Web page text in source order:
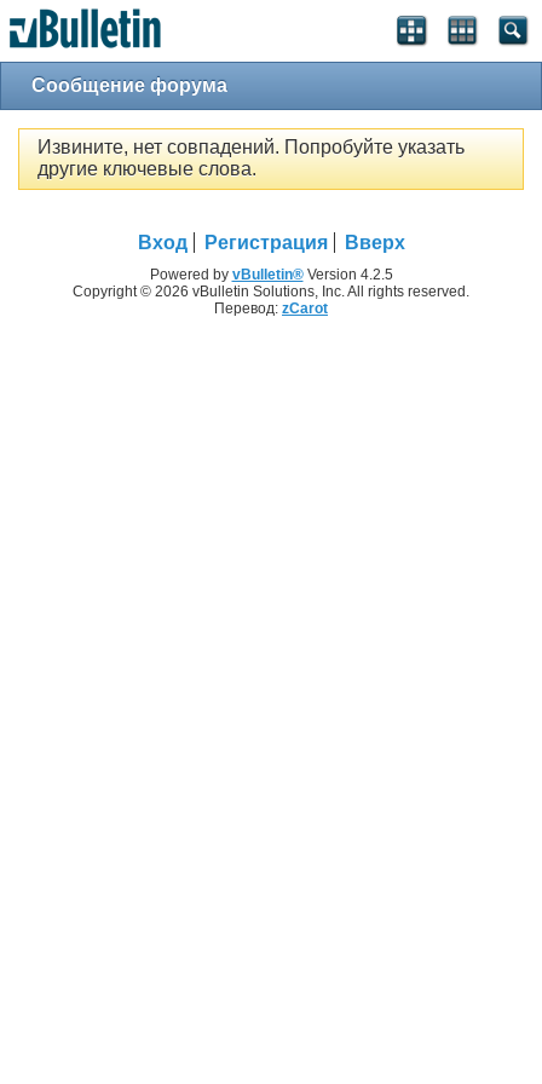
Сообщение форума
Извините, нет совпадений. Попробуйте указать
другие ключевые слова.
Вход Регистрация Вверх
Powered by vBulletin®Version 4.2.5
Copyright © 2026 vBulletin Solutions, Inc. All rights reserved.
Перевод: zCarot